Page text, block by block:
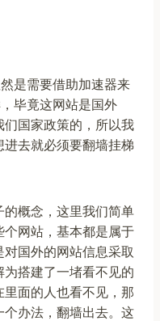
是需要借助加速器来
毕竟这网站是国外
们国家政策的，所以我
去就必须要翻墙挂梯
的概念，这里我们简单
网站，基本都是属于
国外的网站信息采取
搭建了一堵看不见的
面的人也看不见，那
办法，翻墙出去。这